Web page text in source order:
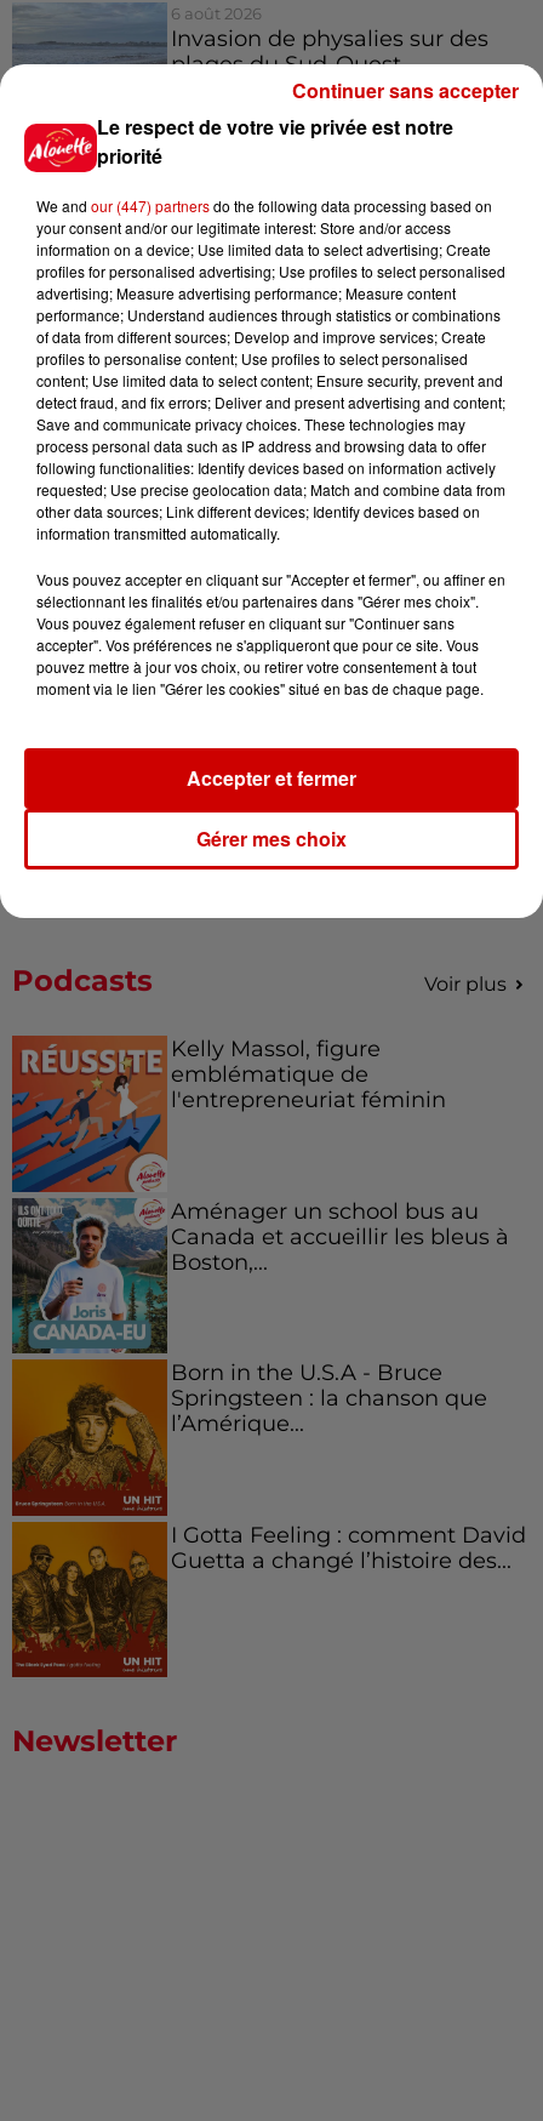
6 août 2026
Invasion de physalies sur des
plages du Sud-Ouest
Jeux Voir plus
Gagnez vos places pour le
Festival du Roi Arthur 2026 !
Gagnez vos entrées pour le
Musée du Sport Automobile au
Mans !
Alouette vous invite à
Futuroscope Xperiences !
Le Duel - Gagnez votre balade
Podcasts Voir plus
Kelly Massol, figure
emblématique de
l'entrepreneuriat féminin
Aménager un school bus au
Canada et accueillir les bleus à
Boston,...
Born in the U.S.A - Bruce
Springsteen : la chanson que
l’Amérique...
I Gotta Feeling : comment David
Guetta a changé l’histoire des...
Newsletter
Le respect de votre vie privée est notre
priorité
We and our (447) partnersdo the following data processing based on
your consent and/or our legitimate interest: Store and/or access
information on a device; Use limited data to select advertising; Create
profiles for personalised advertising; Use profiles to select personalised
advertising; Measure advertising performance; Measure content
performance; Understand audiences through statistics or combinations
of data from different sources; Develop and improve services; Create
profiles to personalise content; Use profiles to select personalised
content; Use limited data to select content; Ensure security, prevent and
detect fraud, and fix errors; Deliver and present advertising and content;
Save and communicate privacy choices. These technologies may
process personal data such as IP address and browsing data to offer
following functionalities: Identify devices based on information actively
requested; Use precise geolocation data; Match and combine data from
other data sources; Link different devices; Identify devices based on
information transmitted automatically.
Vous pouvez accepter en cliquant sur "Accepter et fermer", ou affiner en
sélectionnant les finalités et/ou partenaires dans "Gérer mes choix".
Vous pouvez également refuser en cliquant sur "Continuer sans
accepter". Vos préférences ne s'appliqueront que pour ce site. Vous
pouvez mettre à jour vos choix, ou retirer votre consentement à tout
moment via le lien "Gérer les cookies" situé en bas de chaque page.
Gérer mes choix
Accepter et fermer
Continuer sans accepter